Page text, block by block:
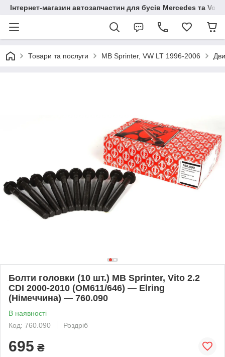
Інтернет-магазин автозапчастин для бусів Mercedes та
Товари та послуги MB Sprinter, VW LT 1996-2006
Болти головки (10 шт.) MB Sprinter, Vito 2.2
CDI 2000-2010 (OM611/646) — Elring
(Німеччина) — 760.090
В наявності
Код: 760.090
Роздріб
695 ₴